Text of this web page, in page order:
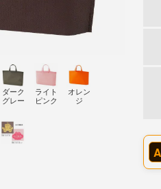
ダーク
グレー
ライト
ピンク
オレン
ジ